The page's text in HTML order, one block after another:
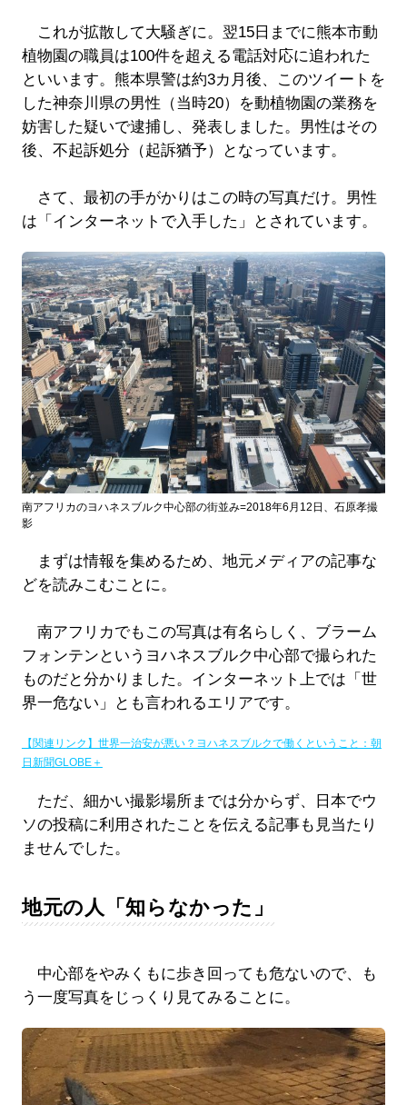
これが拡散して大騒ぎに。翌15日までに熊本市動
植物園の職員は100件を超える電話対応に追われた
といいます。熊本県警は約3カ月後、このツイートを
した神奈川県の男性（当時20）を動植物園の業務を
妨害した疑いで逮捕し、発表しました。男性はその
後、不起訴処分（起訴猶予）となっています。
さて、最初の手がかりはこの時の写真だけ。男性
は「インターネットで入手した」とされています。
南アフリカのヨハネスブルク中心部の街並み=2018年6月12日、石原孝撮
影
まずは情報を集めるため、地元メディアの記事な
どを読みこむことに。
南アフリカでもこの写真は有名らしく、ブラーム
フォンテンというヨハネスブルク中心部で撮られた
ものだと分かりました。インターネット上では「世
界一危ない」とも言われるエリアです。
【関連リンク】世界一治安が悪い？ヨハネスブルクで働くということ：朝
日新聞GLOBE＋
ただ、細かい撮影場所までは分からず、日本でウ
ソの投稿に利用されたことを伝える記事も見当たり
ませんでした。
地元の人「知らなかった」
中心部をやみくもに歩き回っても危ないので、も
う一度写真をじっくり見てみることに。